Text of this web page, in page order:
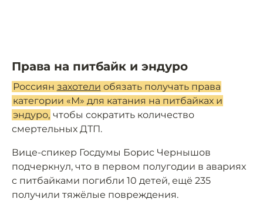
Права на питбайк и эндуро
Россиян захотели обязать получать права
категории «М» для катания на питбайках и
эндуро, чтобы сократить количество
смертельных ДТП.
Вице-спикер Госдумы Борис Чернышов
подчеркнул, что в первом полугодии в авариях
с питбайками погибли 10 детей, ещё 235
получили тяжёлые повреждения.